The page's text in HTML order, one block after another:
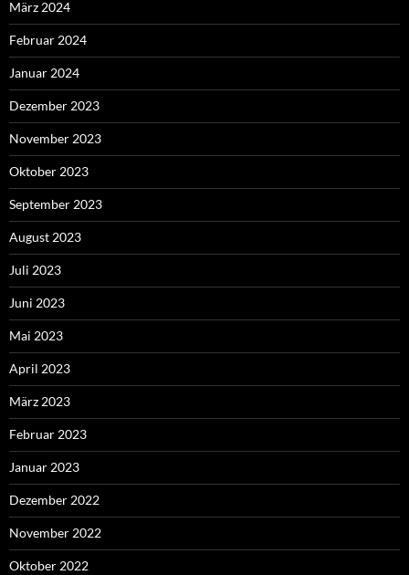
März 2024
Februar 2024
Januar 2024
Dezember 2023
November 2023
Oktober 2023
September 2023
August 2023
Juli 2023
Juni 2023
Mai 2023
April 2023
März 2023
Februar 2023
Januar 2023
Dezember 2022
November 2022
Oktober 2022